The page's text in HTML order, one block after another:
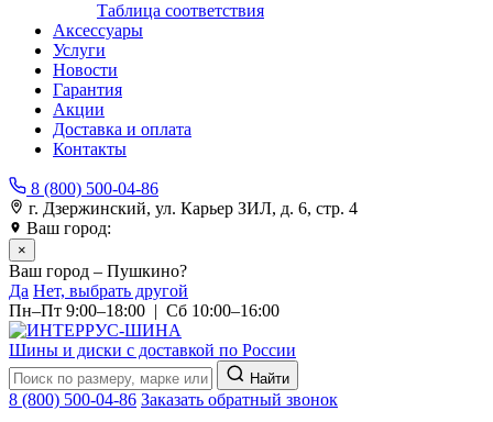
Таблица соответствия
Аксессуары
Услуги
Новости
Гарантия
Акции
Доставка и оплата
Контакты
8 (800) 500-04-86
г. Дзержинский, ул. Карьер ЗИЛ, д. 6, стр. 4
Ваш город:
×
Ваш город – Пушкино?
Да Нет, выбрать другой
Пн–Пт 9:00–18:00 | Сб 10:00–16:00
Шины и диски с доставкой по России
Найти
8 (800) 500-04-86 Заказать обратный звонок